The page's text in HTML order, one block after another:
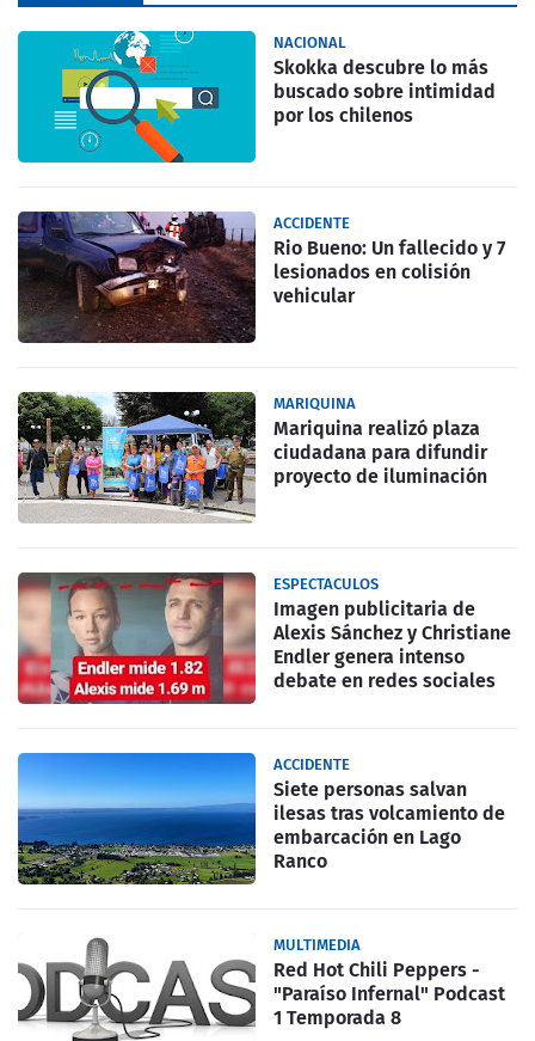
NACIONAL
Skokka descubre lo más
buscado sobre intimidad
por los chilenos
ACCIDENTE
Rio Bueno: Un fallecido y 7
lesionados en colisión
vehicular
MARIQUINA
Mariquina realizó plaza
ciudadana para difundir
proyecto de iluminación
ESPECTACULOS
Imagen publicitaria de
Alexis Sánchez y Christiane
Endler genera intenso
debate en redes sociales
ACCIDENTE
Siete personas salvan
ilesas tras volcamiento de
embarcación en Lago
Ranco
MULTIMEDIA
Red Hot Chili Peppers -
"Paraíso Infernal" Podcast
1 Temporada 8